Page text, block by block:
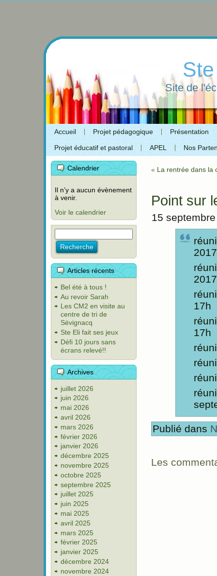
Site de
Accueil Projet pédagogique Présentation
Projet éducatif et pastoral APEL Nos
Calendrier
Il n’y a aucun évènement
à venir.
Voir le calendrier
Articles récents
Bel été à tous !
Au revoir Sarah
Les CM2 en visite au
centre de tri de
Sévignacq
Ste Eli fait ses jeux
Défi 10 jours sans
écrans relevé!!
Archives
juillet 2026
juin 2026
mai 2026
avril 2026
mars 2026
février 2026
janvier 2026
décembre 2025
novembre 2025
octobre 2025
septembre 2025
juillet 2025
juin 2025
mai 2025
avril 2025
mars 2025
février 2025
janvier 2025
décembre 2024
novembre 2024
« La rentrée dans la
Point sur
15
17h
17h
Publié dans
Les